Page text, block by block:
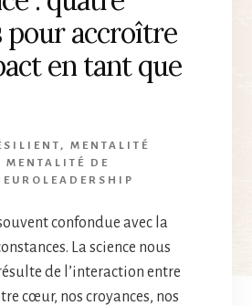
pour accroître
en tant que
, MENTALITÉ
MENTALITÉ DE
confondue avec la
La science nous
de l’interaction entre
cœur, nos croyances, nos